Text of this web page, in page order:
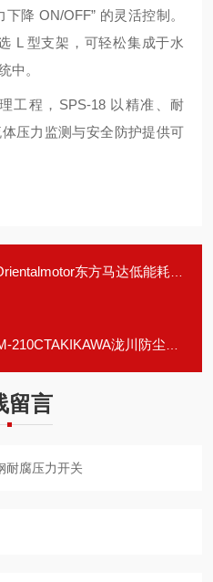
降 ON/OFF” 的灵活控制。
L 型支架，可轻松集成于水
中。
工程，SPS-18 以精准、耐
压力监测与安全防护提供可
东方马达低能耗感应电机
泷川防尘防水激光外径测定仪
留言